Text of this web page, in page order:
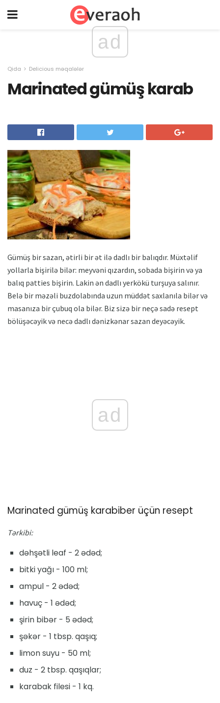
ad
Qida Delicious məqalələr
Marinated gümüş karab
Gümüş bir sazan, ətirli bir ət ilə dadlı bir balıqdır. Müxtəlif
yollarla bişirilə bilər: meyvəni qızardın, sobada bişirin və ya
balıq patties bişirin. Lakin ən dadlı yerkökü turşuya salınır.
Belə bir məzəli buzdolabında uzun müddət saxlanıla bilər və
masanıza bir çubuq ola bilər. Biz sizə bir neçə sadə resept
bölüşəcəyik və necə dadlı dənizkənar sazan deyəcəyik.
ad
Marinated gümüş karabiber üçün resept
Tərkibi:
dəhşətli leaf - 2 ədəd;
bitki yağı - 100 ml;
ampul - 2 ədəd;
havuç - 1 ədəd;
şirin bibər - 5 ədəd;
şəkər - 1 tbsp. qaşıq;
limon suyu - 50 ml;
duz - 2 tbsp. qaşıqlar;
karabak filesi - 1 kq.